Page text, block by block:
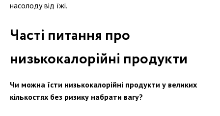
насолоду від їжі.
Часті питання про
низькокалорійні продукти
Чи можна їсти низькокалорійні продукти у великих
кількостях без ризику набрати вагу?